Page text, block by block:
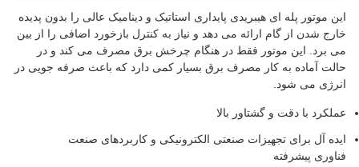
این موتور پله ای هیبریدی پایداری استاتیک و دینامیک عالی را بدون پدیده
خارج شدن از گام ارائه می دهد و نیاز به کنترل بازخورد اضافی را از بین
می برد. این موتور فقط در هنگام چرخش برق مصرف می کند و در
حالت آماده به کار مصرف برق بسیار کمی دارد که باعث صرفه جویی در
انرژی می شود.
عملکرد با دقت و گشتاور بالا
ایده آل برای تجهیزات صنعتی الکترونیکی و کاربردهای صنعت
فناوری پیشرفته